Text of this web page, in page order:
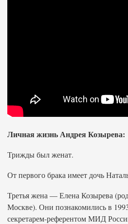
Личная жизнь Андрея Козырева:
Трижды был женат.
От первого брака имеет дочь
Третья жена — Елена Козырева
Москве). Они познакомились в
секретарем-референтом МИД